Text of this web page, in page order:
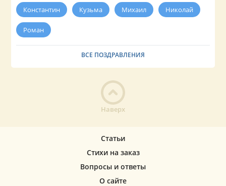
Константин Кузьма Михаил Николай
Роман
ВСЕ ПОЗДРАВЛЕНИЯ
Наверх
Статьи
Стихи на заказ
Вопросы и ответы
О сайте